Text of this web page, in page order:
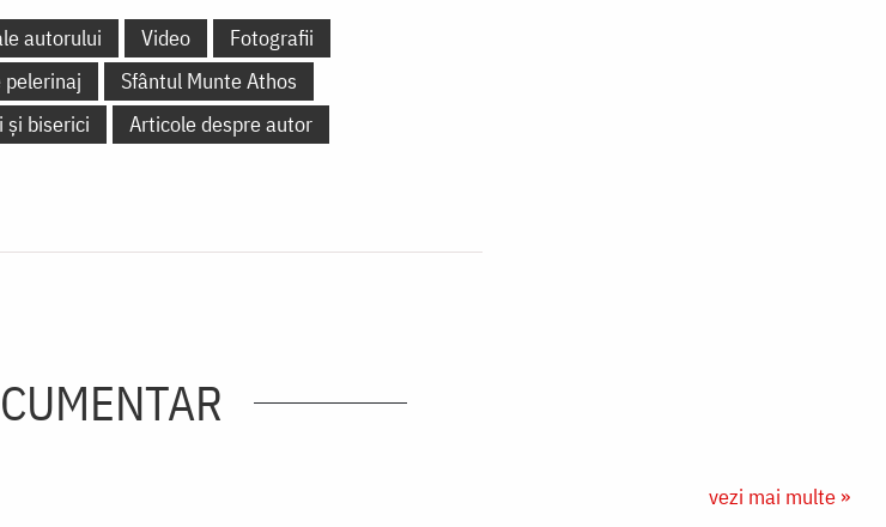
autorului Video
Fotografii
pelerinaj
Sfântul Munte Athos
și biserici
Articole despre autor
vezi mai multe »